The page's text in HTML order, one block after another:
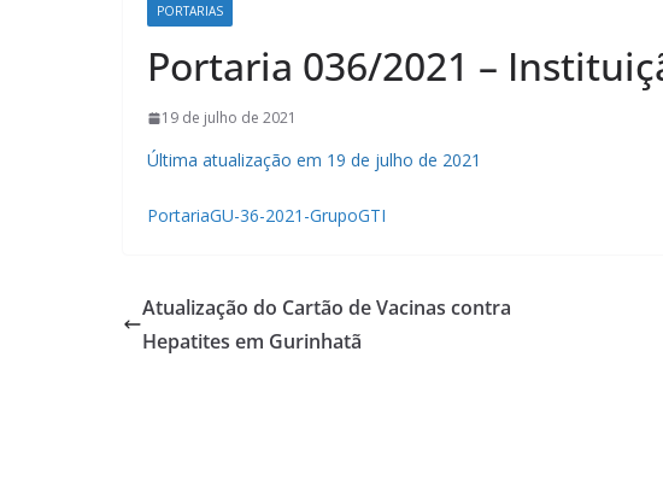
PORTARIAS
Portaria 036/2021 –
19 de julho de 2021
Última atualização em 19 de julho de 2021
PortariaGU-36-2021-GrupoGTI
Atualização do Cartão de Vacinas contra
Hepatites em Gurinhatã